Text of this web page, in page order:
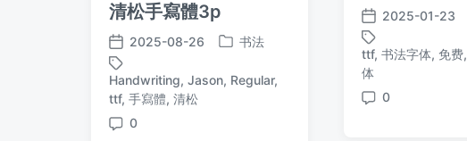
清松手寫體3p
发
布
日
期
2025-08-26
发
于
书法
标
Handwriting,Jason, Regular,
ttf,手寫體,清松
评
0
发
布
日
期
2025-01-23
标
签
ttf,书法字体, 免费
体
评
0